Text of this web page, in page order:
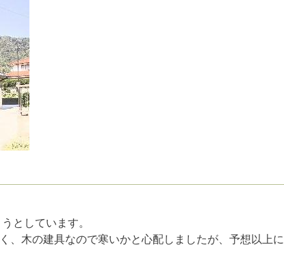
としています。
、木の建具なので寒いかと心配しましたが、予想以上に